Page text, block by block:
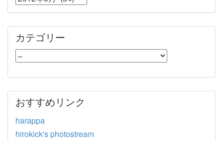
カテゴリー
おすすめリンク
harappa
hirokick's photostream